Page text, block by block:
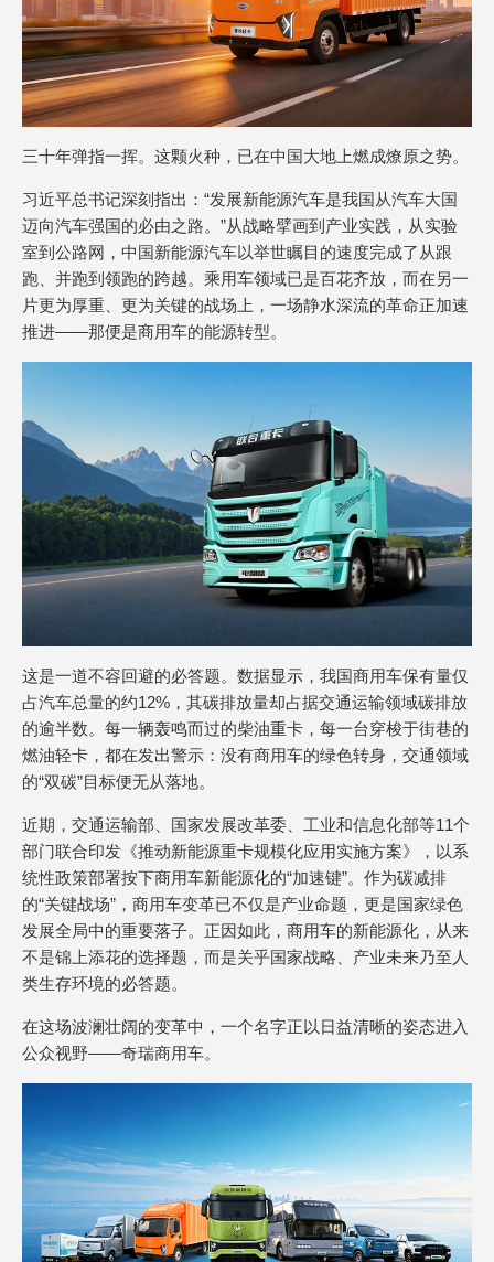
三十年弹指一挥。这颗火种，已在中国大地上燃成燎原之势。
习近平总书记深刻指出：“发展新能源汽车是我国从汽车大国
迈向汽车强国的必由之路。”从战略擘画到产业实践，从实验
室到公路网，中国新能源汽车以举世瞩目的速度完成了从跟
跑、并跑到领跑的跨越。乘用车领域已是百花齐放，而在另一
片更为厚重、更为关键的战场上，一场静水深流的革命正加速
推进——那便是商用车的能源转型。
这是一道不容回避的必答题。数据显示，我国商用车保有量仅
占汽车总量的约12%，其碳排放量却占据交通运输领域碳排放
的逾半数。每一辆轰鸣而过的柴油重卡，每一台穿梭于街巷的
燃油轻卡，都在发出警示：没有商用车的绿色转身，交通领域
的“双碳”目标便无从落地。
近期，交通运输部、国家发展改革委、工业和信息化部等11个
部门联合印发《推动新能源重卡规模化应用实施方案》，以系
统性政策部署按下商用车新能源化的“加速键”。作为碳减排
的“关键战场”，商用车变革已不仅是产业命题，更是国家绿色
发展全局中的重要落子。正因如此，商用车的新能源化，从来
不是锦上添花的选择题，而是关乎国家战略、产业未来乃至人
类生存环境的必答题。
在这场波澜壮阔的变革中，一个名字正以日益清晰的姿态进入
公众视野——奇瑞商用车。